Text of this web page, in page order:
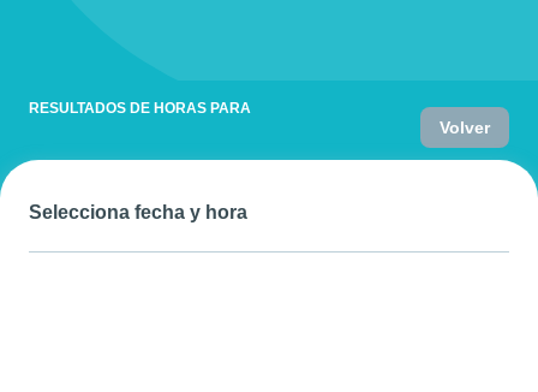
RESULTADOS DE HORAS PARA
Volver
Selecciona fecha y hora